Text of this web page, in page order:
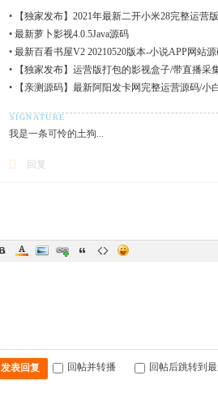
•
【独家发布】2021年最新二开小米28完整运营
• 最新萝卜影视4.0.5Java源码
• 最新百看书屋V2 20210520版本-小说APP网站
•
【独家发布】运营版打包的影视盒子/带直播采
•
【亲测源码】最新阿阳发卡网完整运营源码/
我是一条可怜的土狗...
回复
发表回复 回帖并转播 回帖后跳转到